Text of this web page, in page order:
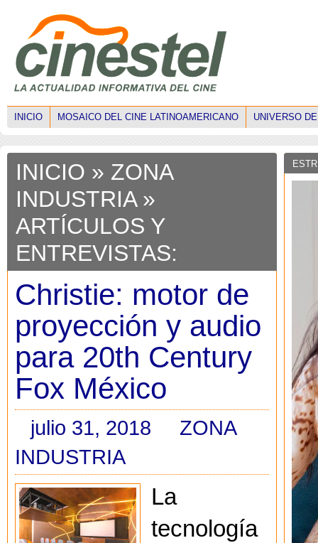
INICIO MOSAICO DEL CINE LATINOAMERICANO UNIVERSO
INICIO » ZONA
INDUSTRIA »
ARTÍCULOS Y
ENTREVISTAS:
Christie: motor de
proyección y audio
para 20th Century
Fox México
julio 31, 2018
ZONA
INDUSTRIA
La
tecnología